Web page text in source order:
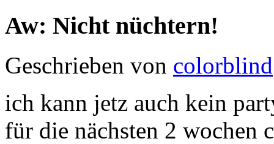
Aw: Nicht nüchtern!
Geschrieben von colorblind
ich kann jetz auch kein
für die nächsten 2 wochen